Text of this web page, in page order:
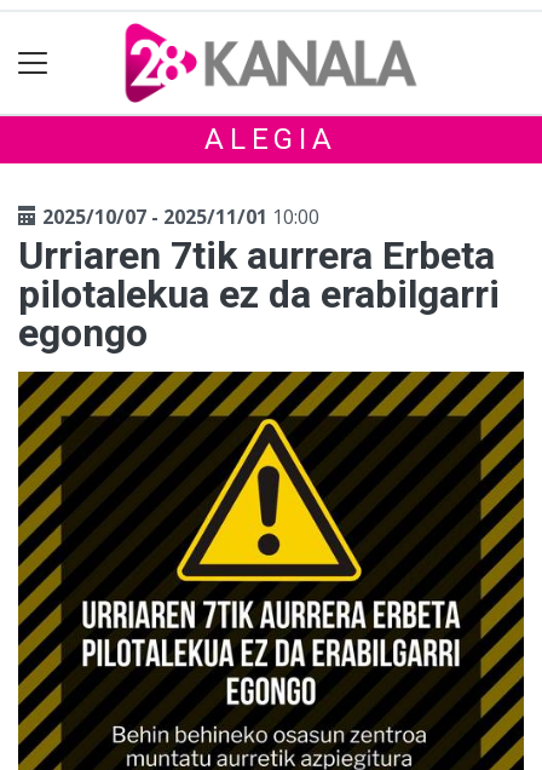
ALEGIA
2025/10/07 - 2025/11/01 10:00
Urriaren 7tik aurrera Erbeta
pilotalekua ez da erabilgarri
egongo